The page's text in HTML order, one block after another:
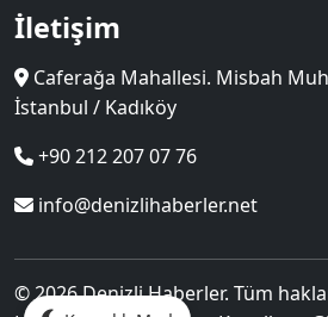
İletişim
Caferağa Mahallesi. Misbah
İstanbul / Kadıköy
+90 212 207 07 76
info@denizlihaberler.net
© 2026 Denizli Haberler. Tüm